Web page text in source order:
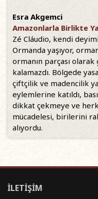
Esra Akgemci
Amazonlarla Birlikte
Zé Cláudio, kendi
Ormanda yaşıyor,
ormanın parçası
kalamazdı. Bölgede
çiftçilik ve madencilik
eylemlerine katıldı,
dikkat çekmeye ve
mücadelesi, birilerini
alıyordu.
İLETİŞİM